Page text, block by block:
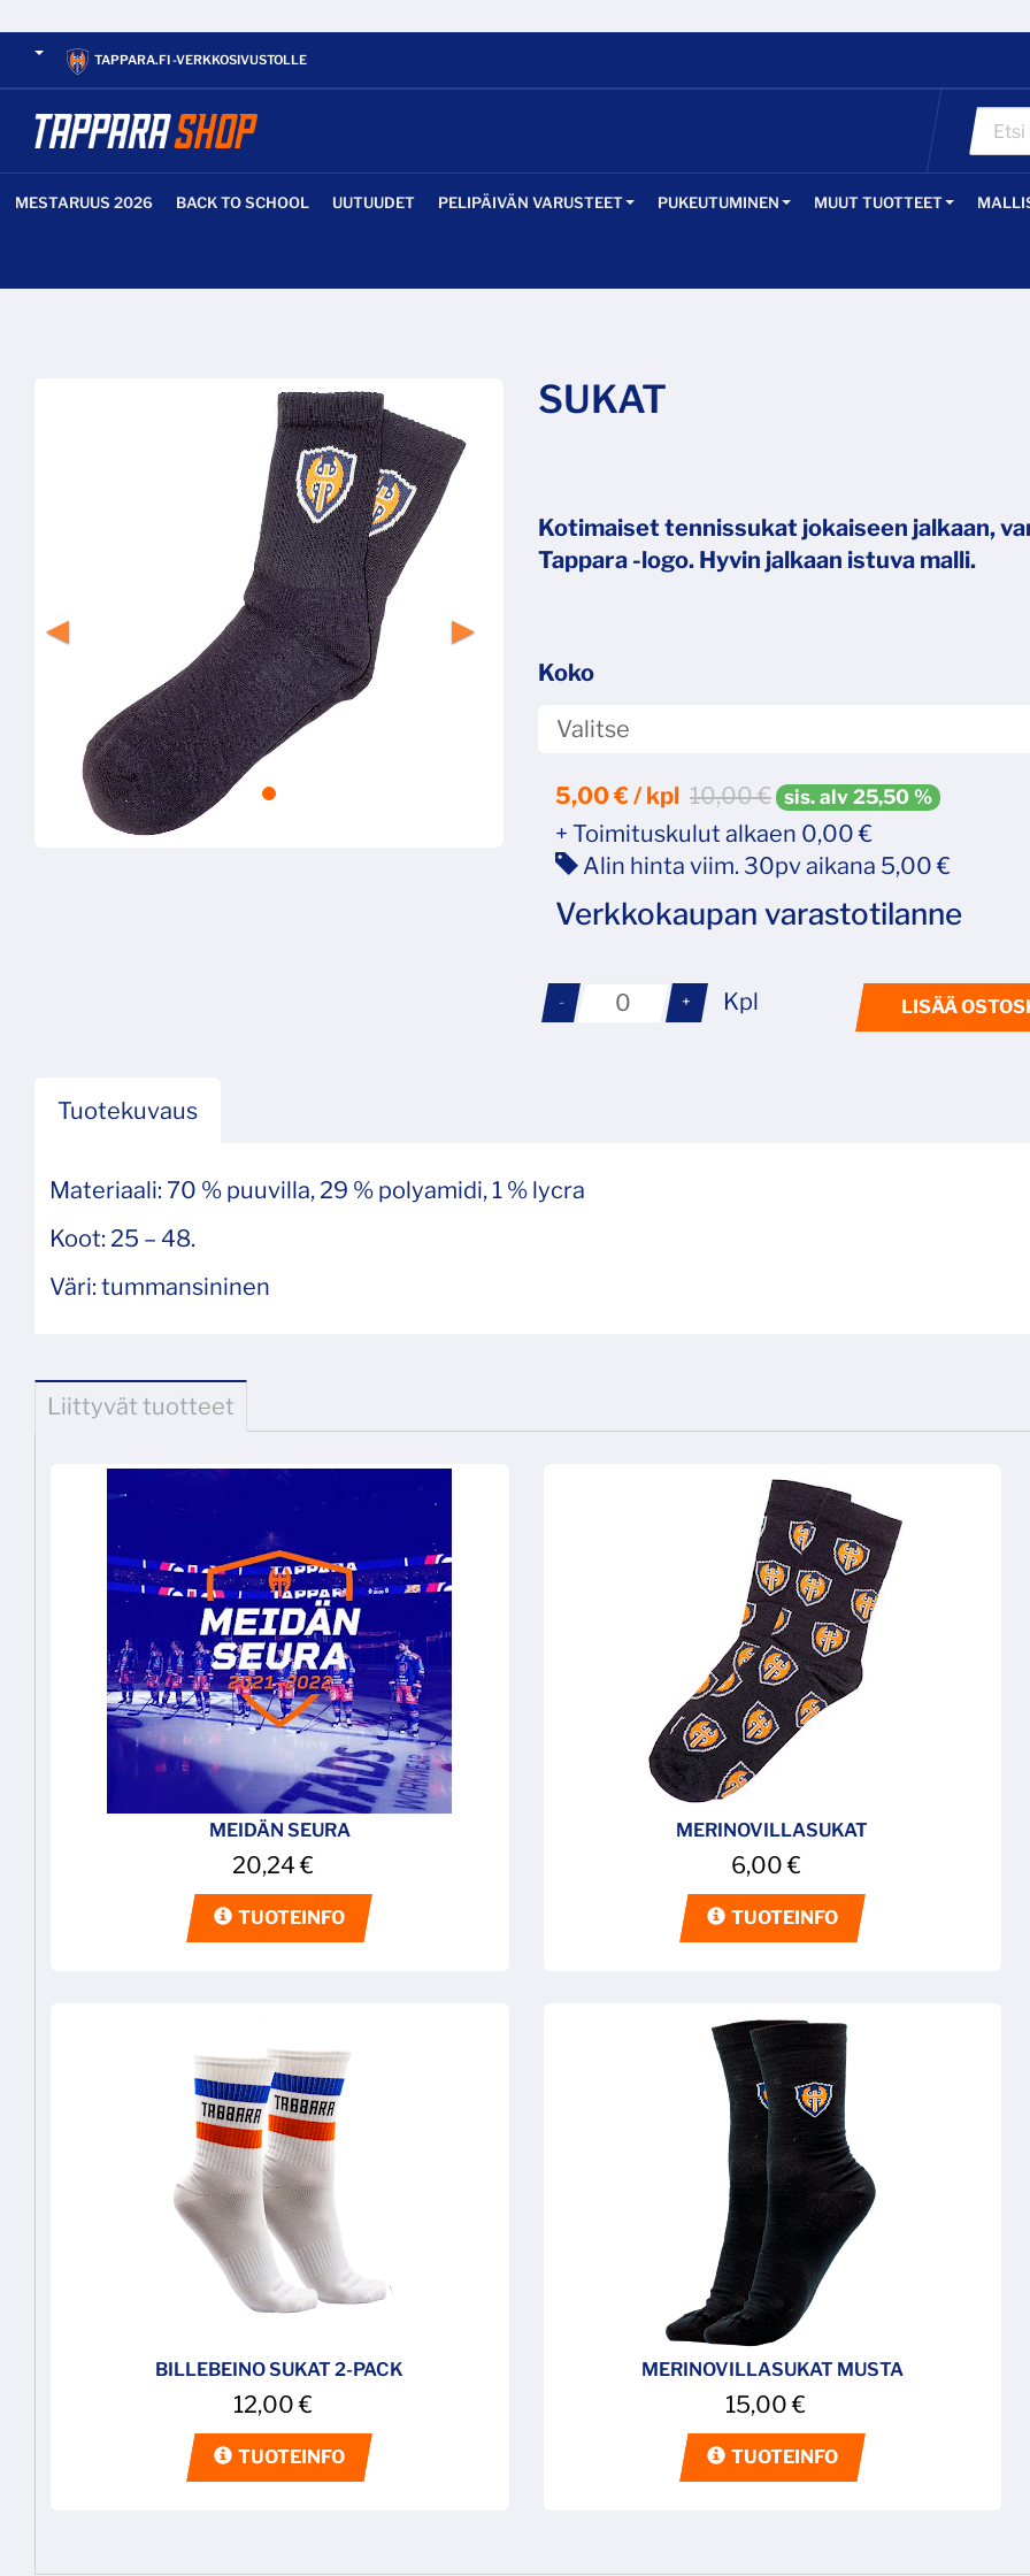
TAPPARA.FI -VERKKOSIVUSTOLLE
MESTARUUS 2026 BACK TO SCHOOL UUTUUDET PELIPÄIVÄN VARUSTEET PUKEUTUMINEN MUUT TUOTTEET
SUKAT
Kotimaiset tennissukat jokaiseen jalkaan,
Tappara -logo. Hyvin jalkaan istuva malli.
Koko
5,00€ / kpl 10,00 € sis. alv 25,50 %
+ Toimituskulut alkaen 0,00 €
Alin hinta viim. 30pv aikana 5,00 €
Verkkokaupan varastotilanne
- + Kpl LISÄÄ
Tuotekuvaus
Materiaali: 70 % puuvilla, 29 % polyamidi, 1 % lycra
Koot: 25 – 48.
Väri: tummansininen
Liittyvät tuotteet
MEIDÄN SEURA
20,24€
TUOTEINFO
MERINOVILLASUKAT
6,00€
TUOTEINFO
BILLEBEINO SUKAT 2-PACK
12,00€
TUOTEINFO
MERINOVILLASUKAT MUSTA
15,00€
TUOTEINFO